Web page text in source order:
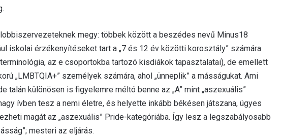
megy: többek között a beszédes nevű Minus18
iskolai érzékenyítéseket tart a „7 és 12 év közötti korosztály” számára
az e csoportokba tartozó kisdiákok tapasztalatai), de emellett
„LMBTQIA+” személyek számára, ahol „ünneplik” a másságukat. Ami
talán különösen is figyelemre méltó benne az „A” mint „aszexuális”
ívben tesz a nemi életre, és helyette inkább békésen játszana, ügyes
magát az „aszexuális” Pride-kategóriába. Így lesz a legszabályosabb
mesteri az eljárás.